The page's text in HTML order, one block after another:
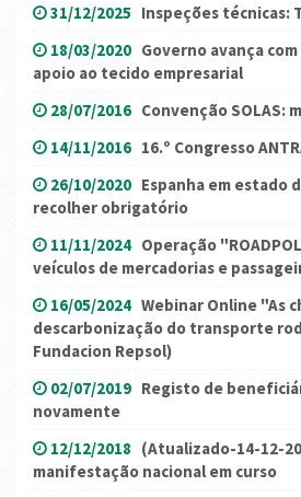
31/12/2025 Inspeções técnicas:
18/03/2020 Governo avança
apoio ao tecido empresarial
28/07/2016 Convenção SOLAS:
14/11/2016 16.º Congresso
26/10/2020 Espanha em estado
recolher obrigatório
11/11/2024 Operação
veículos de mercadorias e
16/05/2024 Webinar Online "As
descarbonização do transporte
Fundacion Repsol)
02/07/2019 Registo de
novamente
12/12/2018 (Atualizado-14-12-
manifestação nacional em curso